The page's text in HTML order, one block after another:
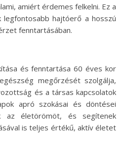
amiért érdemes felkelni. Ez a
legfontosabb hajtóerő a hosszú
fenntartásában.
és fenntartása 60 éves kor
megőrzését szolgálja,
és a társas kapcsolatok
apró szokásai és döntései
az életörömöt, és segítenek
is teljes értékű, aktív életet